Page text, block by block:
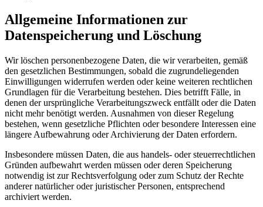
Allgemeine Informationen zur
Datenspeicherung und Löschung
Wir löschen personenbezogene Daten, die wir verarbeiten, gemäß
den gesetzlichen Bestimmungen, sobald die zugrundeliegenden
Einwilligungen widerrufen werden oder keine weiteren rechtlichen
Grundlagen für die Verarbeitung bestehen. Dies betrifft Fälle, in
denen der ursprüngliche Verarbeitungszweck entfällt oder die Daten
nicht mehr benötigt werden. Ausnahmen von dieser Regelung
bestehen, wenn gesetzliche Pflichten oder besondere Interessen eine
längere Aufbewahrung oder Archivierung der Daten erfordern.
Insbesondere müssen Daten, die aus handels- oder steuerrechtlichen
Gründen aufbewahrt werden müssen oder deren Speicherung
notwendig ist zur Rechtsverfolgung oder zum Schutz der Rechte
anderer natürlicher oder juristischer Personen, entsprechend
archiviert werden.